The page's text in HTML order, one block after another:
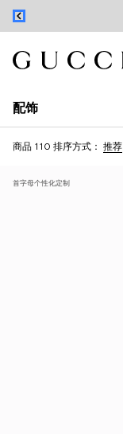
配饰
商品 110 排序方式： 推荐
首字母个性化定制